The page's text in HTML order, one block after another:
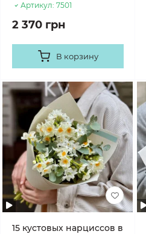
Артикул: 7501
2 370 грн
В корзину
15 кустовых нарциссов в